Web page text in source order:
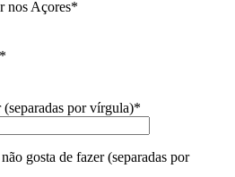
nos Açores*
(separadas por vírgula)*
gosta de fazer (separadas por